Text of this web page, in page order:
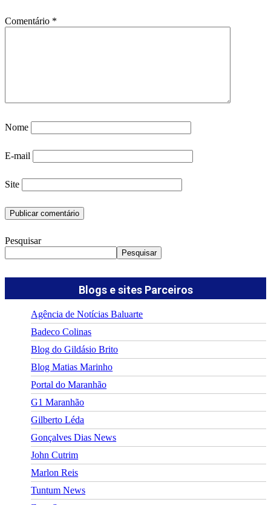
Comentário *
Nome
E-mail
Site
Pesquisar
Pesquisar
Blogs e sites Parceiros
Agência de Notícias Baluarte
Badeco Colinas
Blog do Gildásio Brito
Blog Matias Marinho
Portal do Maranhão
G1 Maranhão
Gilberto Léda
Gonçalves Dias News
John Cutrim
Marlon Reis
Tuntum News